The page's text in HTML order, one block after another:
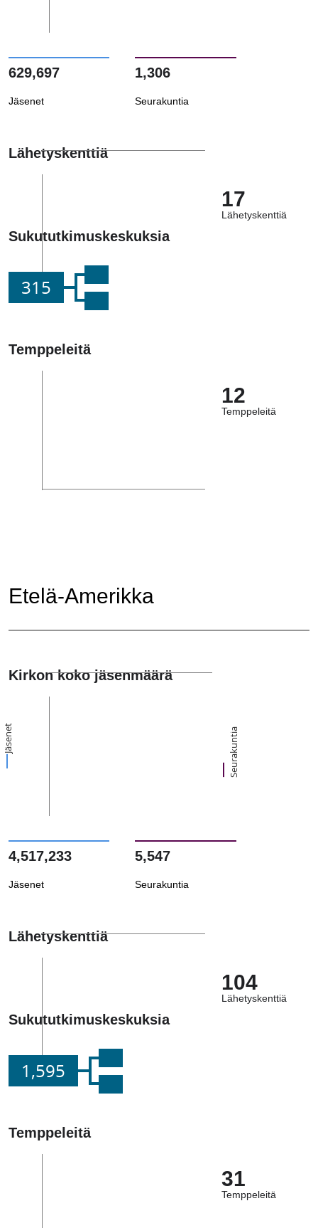
629,697
Jäsenet
1,306
Seurakuntia
Lähetyskenttiä
17
Lähetyskenttiä
Sukututkimuskeskuksia
315
Temppeleitä
12
Temppeleitä
Etelä-Amerikka
Kirkon koko jäsenmäärä
Jäsenet Seurakuntia
4,517,233
Jäsenet
5,547
Seurakuntia
Lähetyskenttiä
104
Lähetyskenttiä
Sukututkimuskeskuksia
1,595
Temppeleitä
31
Temppeleitä